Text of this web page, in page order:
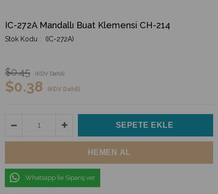
IC-272A Mandallı Buat Klemensi CH-214
(IC-272A)
$0.45 (KDV Dahil)
$0.38 (KDV Dahil)
Whatsapp İle Sipariş ver